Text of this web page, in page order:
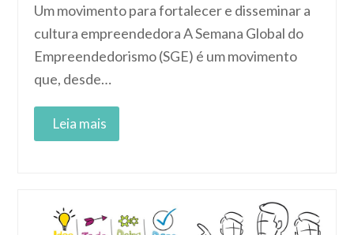
Um movimento para fortalecer e disseminar a
cultura empreendedora A Semana Global do
Empreendedorismo (SGE) é um movimento
que, desde…